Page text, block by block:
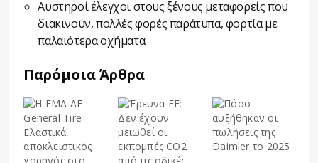
Αυστηροί έλεγχοι στους ξένους μεταφορείς που
διακινούν, πολλές φορές παράτυπα, φορτία με
παλαιότερα οχήματα.
Παρόμοια Άρθρα